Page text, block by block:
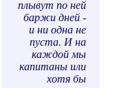
плывут по ней
баржи дней -
и ни одна не
пуста. И на
каждой мы
капитаны или
хотя бы